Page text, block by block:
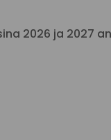
2026 ja 2027